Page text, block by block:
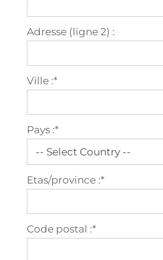
Adresse (ligne 2) :
Ville :*
Pays :*
Etas/province :*
Code postal :*